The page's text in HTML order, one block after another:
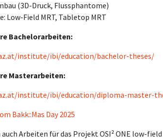
(3D-Druck, Flussphantome)
Low-Field MRT, Tabletop MRT
Bachelorarbeiten:
institute/ibi/education/bachelor-theses/
Masterarbeiten:
institute/ibi/education/diploma-master-
Bakk::Mas Day 2025
Arbeiten für das Projekt OSI² ONE low-